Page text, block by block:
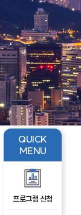
QUICK
MENU
프로그램 신청